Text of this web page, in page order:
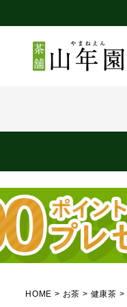
HOME お茶 健康茶